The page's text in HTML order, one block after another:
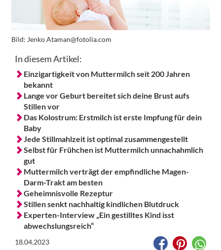
Bild: Jenko Ataman@fotolia.com
In diesem Artikel:
Einzigartigkeit von Muttermilch seit 200 Jahren
bekannt
Lange vor Geburt bereitet sich deine Brust aufs
Stillen vor
Das Kolostrum: Erstmilch ist erste Impfung für dein
Baby
Jede Stillmahlzeit ist optimal zusammengestellt
Selbst für Frühchen ist Muttermilch unnachahmlich
gut
Muttermilch verträgt der empfindliche Magen-
Darm-Trakt am besten
Geheimnisvolle Rezeptur
Stillen senkt nachhaltig kindlichen Blutdruck
Experten-Interview „Ein gestilltes Kind isst
abwechslungsreich“
18.04.2023